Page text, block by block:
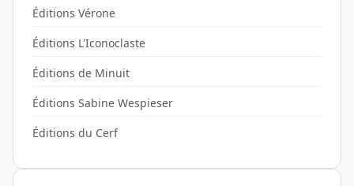
Éditions Vérone
Éditions L'Iconoclaste
Éditions de Minuit
Éditions Sabine Wespieser
Éditions du Cerf